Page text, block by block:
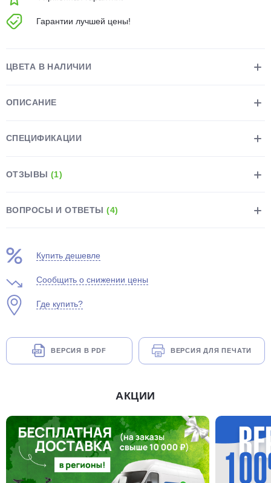
Гарантии лучшей цены!
ЦВЕТА В НАЛИЧИИ
ОПИСАНИЕ
СПЕЦИФИКАЦИИ
ОТЗЫВЫ (1)
ВОПРОСЫ И ОТВЕТЫ(4)
Купить дешевле
Сообщить о снижении цены
Где купить?
ВЕРСИЯ В PDF ВЕРСИЯ ДЛЯ ПЕЧАТИ
АКЦИИ
раз в 2 недели